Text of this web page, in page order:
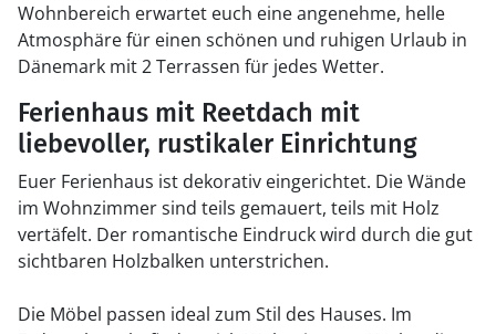
Wohnbereich erwartet euch eine angenehme, helle
Atmosphäre für einen schönen und ruhigen Urlaub in
Dänemark mit 2 Terrassen für jedes Wetter.
Ferienhaus mit Reetdach mit
liebevoller, rustikaler Einrichtung
Euer Ferienhaus ist dekorativ eingerichtet. Die Wände
im Wohnzimmer sind teils gemauert, teils mit Holz
vertäfelt. Der romantische Eindruck wird durch die gut
sichtbaren Holzbalken unterstrichen.
Die Möbel passen ideal zum Stil des Hauses. Im